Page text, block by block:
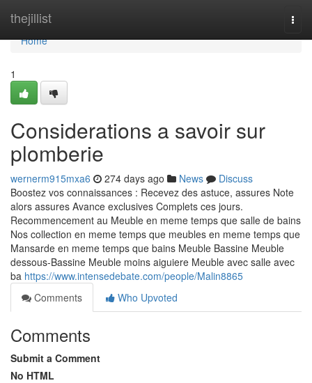
thejillist
Home
Home
1
Considerations a savoir sur
plomberie
wernerm915mxa6 274 days ago News
Discuss
Boostez vos connaissances : Recevez des astuce, assures Note
alors assures Avance exclusives Complets ces jours.
Recommencement au Meuble en meme temps que salle de bains
Nos collection en meme temps que meubles en meme temps que
Mansarde en meme temps que bains Meuble Bassine Meuble
dessous-Bassine Meuble moins aiguiere Meuble avec salle avec
ba https://www.intensedebate.com/people/Malin8865
Comments
Who Upvoted
Comments
Submit a Comment
No HTML